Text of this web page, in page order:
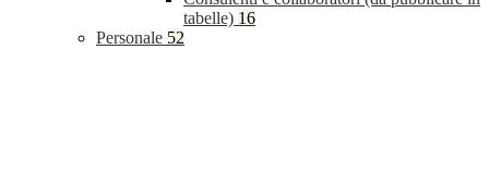
tabelle) 16
Personale 52